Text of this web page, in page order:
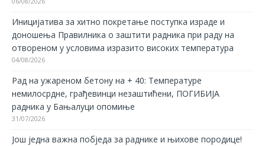
Иницијатива за хитно покретање поступка израде и
доношења Правилника о заштити радника при раду на
отвореном у условима изразито високих температура
04/08/2026
Рад на ужареном бетону на + 40: Температуре
немилосрдне, грађевинци незаштићени, ПОГИБИЈА
радника у Бањалуци опомиње
31/07/2026
Још једна важна побједа за раднике и њихове породице!